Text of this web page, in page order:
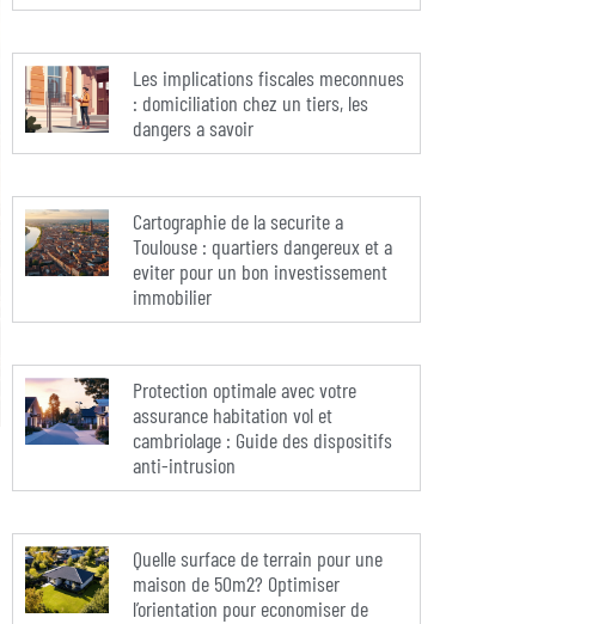
Les implications fiscales meconnues
: domiciliation chez un tiers, les
dangers a savoir
Cartographie de la securite a
Toulouse : quartiers dangereux et a
eviter pour un bon investissement
immobilier
Protection optimale avec votre
assurance habitation vol et
cambriolage : Guide des dispositifs
anti-intrusion
Quelle surface de terrain pour une
maison de 50m2? Optimiser
l’orientation pour economiser de